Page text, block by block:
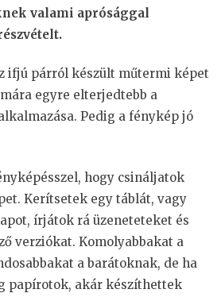
valami aprósággal
ifjú párról készült műtermi képet
egyre elterjedtebb a
Pedig a fénykép jó
hogy csináljatok
Kerítsetek egy táblát, vagy
írjátok rá üzeneteteket és
verziókat. Komolyabbakat a
a barátoknak, de ha
papírotok, akár készíthettek